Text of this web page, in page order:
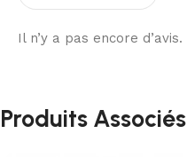
Il n’y a pas encore d’avis.
Produits Associés